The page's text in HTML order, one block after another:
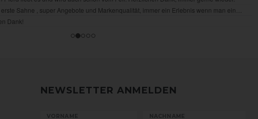
NEWSLETTER ANMELDEN
VORNAME NACHNAME